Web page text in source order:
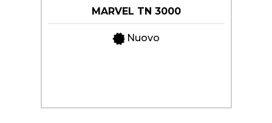
MARVEL TN 3000
Nuovo